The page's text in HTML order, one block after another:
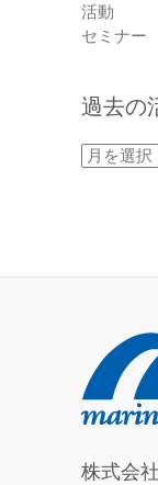
活動
セミナー
過去の
過
日
株式会